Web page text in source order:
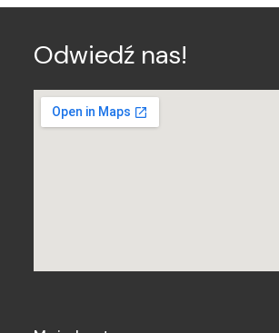
Odwiedź nas!